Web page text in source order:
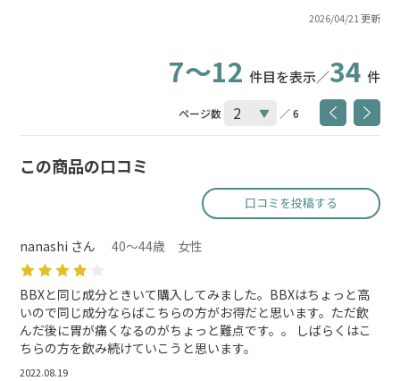
2026/04/21 更新
7～12 件目を表示／34 件
ページ数 ／ 6
この商品の口コミ
口コミを投稿する
nanashi さん 40～44歳 女性
BBXと同じ成分ときいて購入してみました。BBXはちょっと高
いので同じ成分ならばこちらの方がお得だと思います。ただ飲
んだ後に胃が痛くなるのがちょっと難点です。。 しばらくはこ
ちらの方を飲み続けていこうと思います。
2022.08.19